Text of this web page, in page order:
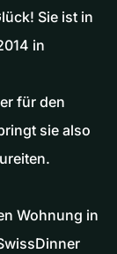
Sie ist in
in
für den
sie also
Wohnung in